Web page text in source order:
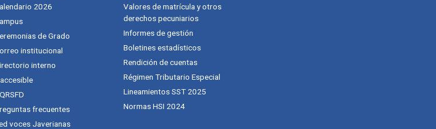
2026
de Grado
institucional
interno
frecuentes
voces Javerianas
Valores de matrícula y otros
derechos pecuniarios
Informes de gestión
Boletines estadísticos
Rendición de cuentas
Régimen Tributario Especial
Lineamientos SST 2025
Normas HSI 2024